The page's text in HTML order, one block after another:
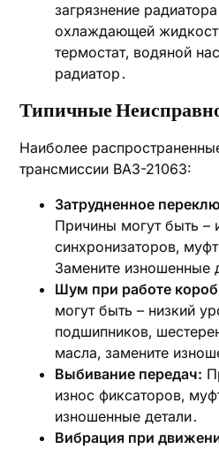
загрязнение
охлаждающей
термостат‚ водяной
радиатор․
Типичные
Наиболее
трансмиссии ВАЗ-21063:
Затрудненное
Причины могут быть –
синхронизаторов‚
Замените изношенные
Шум при работе
могут быть – низкий
подшипников‚
масла‚ замените
Выбивание передач:
износ фиксаторов‚
изношенные детали․
Вибрация при